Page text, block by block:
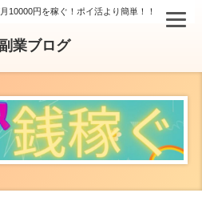
10000円を稼ぐ！ポイ活より簡単！！
業ブログ